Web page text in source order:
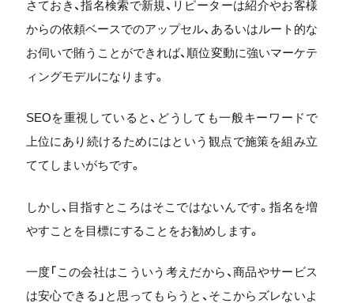
さておき、指名検索で新規、リピーターは紹介やお客様
からの依頼ベースでのアップセル、あるいはルート的な
お伺いで賄うことができれば、順位変動に強いマーケテ
ィングモデルになります。
SEOを重視していると、どうしても一般キーワードで
上位にあり続けるためにはという観点で施策を組み立
ててしまいがちです。
しかし、目指すところはそこではないんです。指名を増
やすことを目標にすることをお勧めします。
一度「この会社はこういう考えだから、商品やサービス
は安心できる」と思ってもらうと、そこからズレないよ